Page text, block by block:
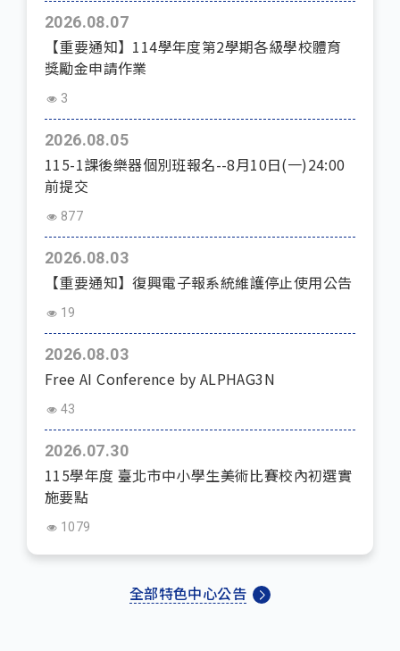
2026.08.07
【重要通知】114學年度第2學期各級學校體育
獎勵金申請作業
3
2026.08.05
115-1課後樂器個別班報名--8月10日(一)24:00
前提交
877
2026.08.03
【重要通知】復興電子報系統維護停止使用公告
19
2026.08.03
Free AI Conference by ALPHAG3N
43
2026.07.30
115學年度 臺北市中小學生美術比賽校內初選實
施要點
1079
全部特色中心公告